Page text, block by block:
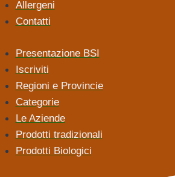
Allergeni
Contatti
Presentazione BSI
Iscriviti
Regioni e Provincie
Categorie
Le Aziende
Prodotti tradizionali
Prodotti Biologici